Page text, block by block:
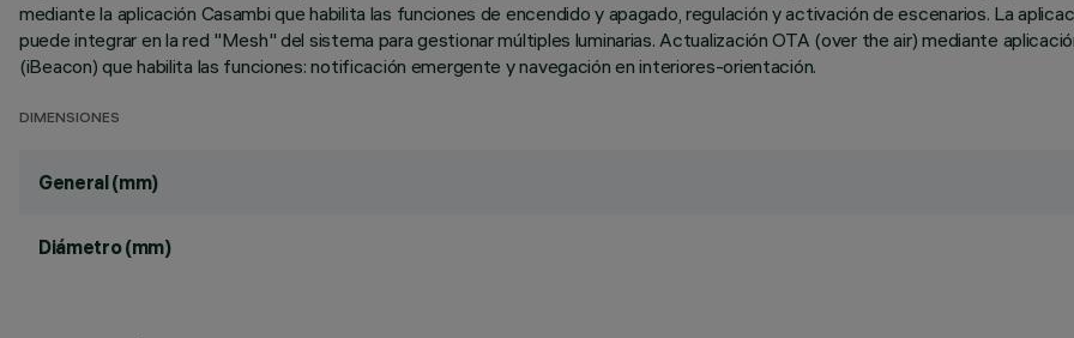
mediante la aplicación Casambi que habilita las funciones de encendido y apagado, regulación y activación de escenarios. La
puede integrar en la red "Mesh" del sistema para gestionar múltiples luminarias. Actualización OTA (over the air) mediante
(iBeacon) que habilita las funciones: notificación emergente y navegación en interiores-orientación.
DIMENSIONES
General (mm)
Diámetro (mm)